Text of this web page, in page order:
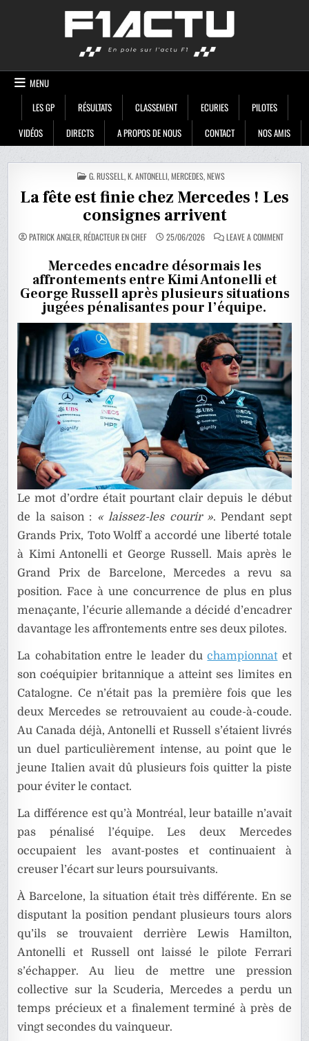
MENU
LES GP
RÉSULTATS CLASSEMENT ECURIES
PILOTES
VIDÉOS
DIRECTS A PROPOS DE NOUS CONTACT NOS AMIS
POSTED
IN
G. RUSSELL,K. ANTONELLI,MERCEDES,NEWS
La fête est finie chez Mercedes ! Les
consignes arrivent
PATRICK ANGLER, RÉDACTEUR EN CHEF 25/06/2026 LEAVE A COMMENTON
!
Mercedes encadre désormais les
affrontements entre Kimi Antonelli et
George Russell après plusieurs situations
jugées pénalisantes pour l’équipe.
Le mot d’ordre était pourtant clair depuis le début
de la saison : « laissez-les courir ». Pendant sept
Grands Prix, Toto Wolff a accordé une liberté totale
à Kimi Antonelli et George Russell. Mais après le
Grand Prix de Barcelone, Mercedes a revu sa
position. Face à une concurrence de plus en plus
menaçante, l’écurie allemande a décidé d’encadrer
davantage les affrontements entre ses deux pilotes.
La cohabitation entre le leader duchampionnatet
son coéquipier britannique a atteint ses limites en
Catalogne. Ce n’était pas la première fois que les
deux Mercedes se retrouvaient au coude-à-coude.
Au Canada déjà, Antonelli et Russell s’étaient livrés
un duel particulièrement intense, au point que le
jeune Italien avait dû plusieurs fois quitter la piste
pour éviter le contact.
La différence est qu’à Montréal, leur bataille n’avait
pas pénalisé l’équipe. Les deux Mercedes
occupaient les avant-postes et continuaient à
creuser l’écart sur leurs poursuivants.
À Barcelone, la situation était très différente. En se
disputant la position pendant plusieurs tours alors
qu’ils se trouvaient derrière Lewis Hamilton,
Antonelli et Russell ont laissé le pilote Ferrari
s’échapper. Au lieu de mettre une pression
collective sur la Scuderia, Mercedes a perdu un
temps précieux et a finalement terminé à près de
vingt secondes du vainqueur.